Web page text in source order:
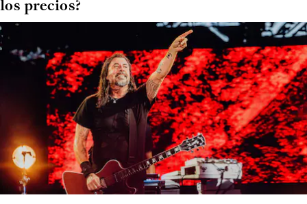
los precios?